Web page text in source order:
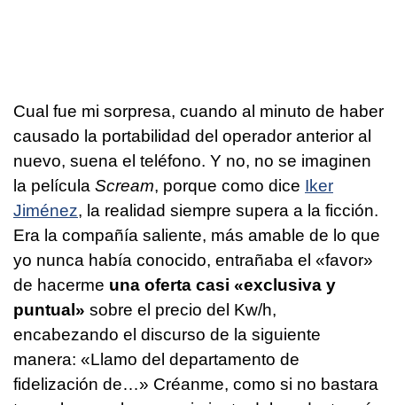
Cual fue mi sorpresa, cuando al minuto de haber
causado la portabilidad del operador anterior al
nuevo, suena el teléfono. Y no, no se imaginen
la película Scream, porque como dice Iker
Jiménez, la realidad siempre supera a la ficción.
Era la compañía saliente, más amable de lo que
yo nunca había conocido, entrañaba el «favor»
de hacerme una oferta casi «exclusiva y
puntual» sobre el precio del Kw/h,
encabezando el discurso de la siguiente
manera: «Llamo del departamento de
fidelización de…» Créanme, como si no bastara